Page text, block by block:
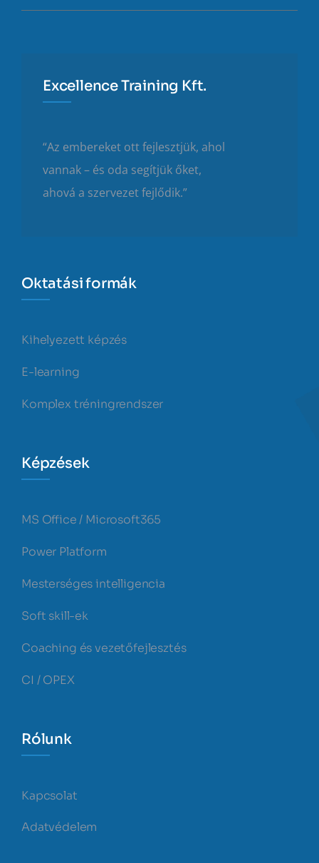
Excellence Training Kft.
“Az embereket ott fejlesztjük, ahol
vannak – és oda segítjük őket,
ahová a szervezet fejlődik.”
Oktatási formák
Kihelyezett képzés
E-learning
Komplex tréningrendszer
Képzések
MS Office / Microsoft365
Power Platform
Mesterséges intelligencia
Soft skill-ek
Coaching és vezetőfejlesztés
CI / OPEX
Rólunk
Kapcsolat
Adatvédelem